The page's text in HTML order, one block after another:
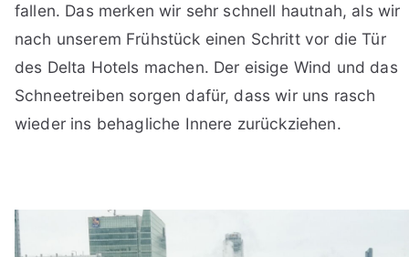
fallen. Das merken wir sehr schnell hautnah, als wir
nach unserem Frühstück einen Schritt vor die Tür
des Delta Hotels machen. Der eisige Wind und das
Schneetreiben sorgen dafür, dass wir uns rasch
wieder ins behagliche Innere zurückziehen.